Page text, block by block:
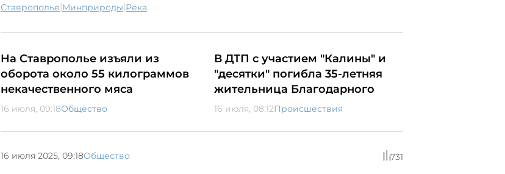
Ставрополье| минприроды| река
На Ставрополье изъяли из
оборота около 55 килограммов
некачественного мяса
16 июля, 09:18Общество
В ДТП с участием "Калины" и
"десятки" погибла 35-летняя
жительница Благодарного
16 июля, 08:12Происшествия
16 июля 2025, 09:18Общество 731